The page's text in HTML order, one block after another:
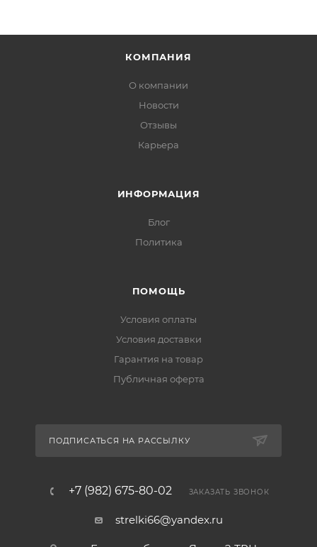
КОМПАНИЯ
О компании
Новости
Отзывы
Карьера
ИНФОРМАЦИЯ
Блог
Политика
ПОМОЩЬ
Условия оплаты
Условия доставки
Гарантия на товар
Публичная оферта
ПОДПИСАТЬСЯ НА РАССЫЛКУ
+7 (982) 675-80-02 ЗАКАЗАТЬ ЗВОНОК
strelki66@yandex.ru